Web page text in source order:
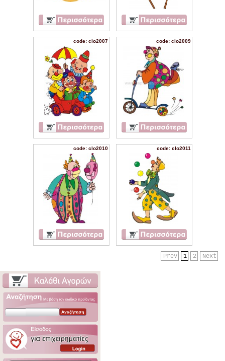
code: clo2007 code: clo2009
code: clo2010 code: clo2011
Next
2
1
Prev